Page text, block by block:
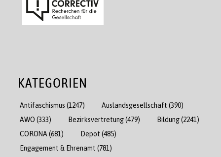
KATEGORIEN
Antifaschismus (1247) Auslandsgesellschaft (390)
AWO (333) Bezirksvertretung(479) Bildung(2241)
CORONA (681) Depot (485)
Engagement & Ehrenamt (781)